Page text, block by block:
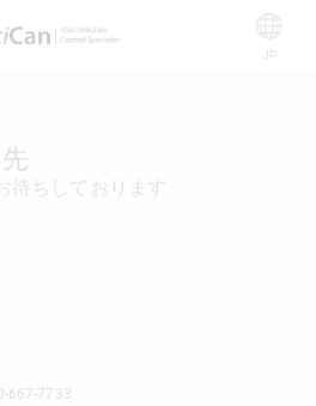
JP
待ちしております
667-7733